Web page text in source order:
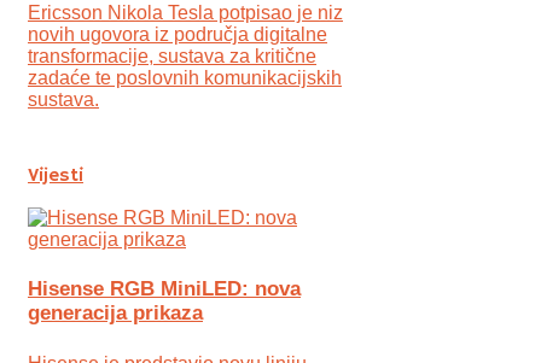
Ericsson Nikola Tesla potpisao je niz
novih ugovora iz područja digitalne
transformacije, sustava za kritične
zadaće te poslovnih komunikacijskih
sustava.
Vijesti
Hisense RGB MiniLED: nova
generacija prikaza